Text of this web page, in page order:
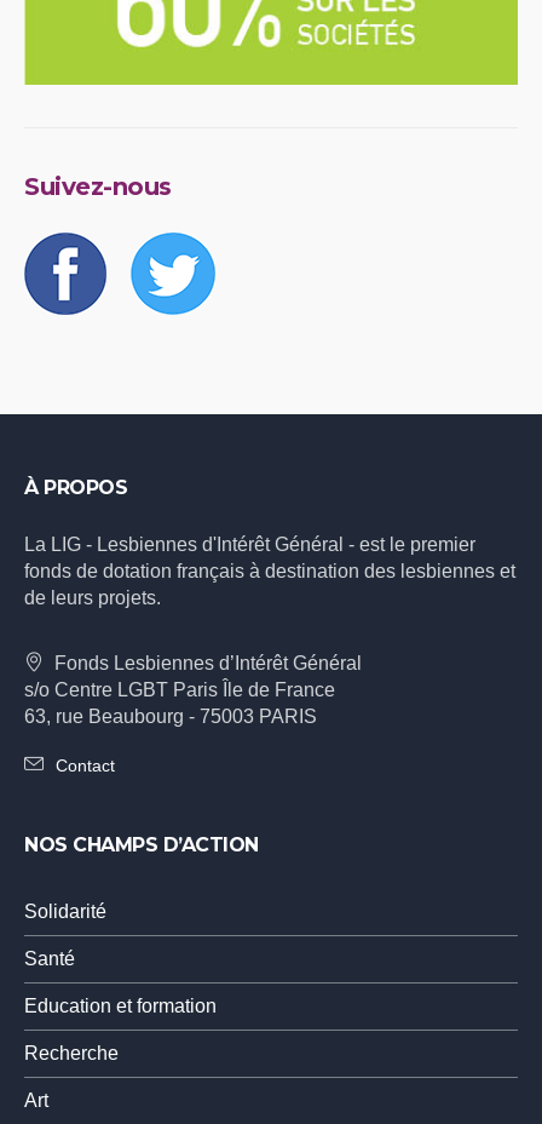
Suivez-nous
À PROPOS
La LIG - Lesbiennes d'Intérêt Général - est le premier
fonds de dotation français à destination des lesbiennes et
de leurs projets.
Fonds Lesbiennes d’Intérêt Général
s/o Centre LGBT Paris Île de France
63, rue Beaubourg - 75003 PARIS
Contact
NOS CHAMPS D’ACTION
Solidarité
Santé
Education et formation
Recherche
Art